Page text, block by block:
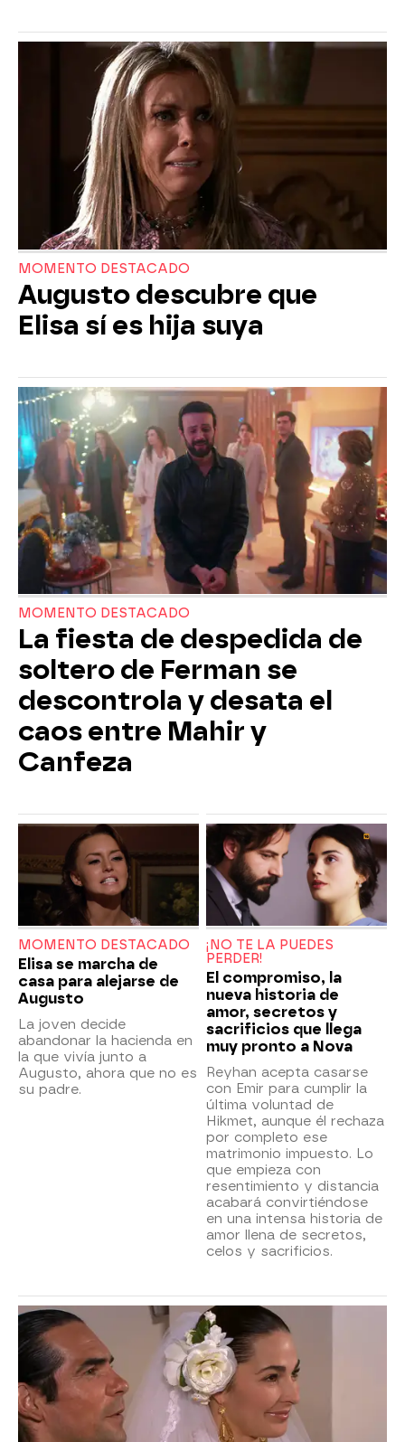
MOMENTO DESTACADO
Augusto descubre que
Elisa sí es hija suya
MOMENTO DESTACADO
La fiesta de despedida de
soltero de Ferman se
descontrola y desata el
caos entre Mahir y
Canfeza
MOMENTO DESTACADO
Elisa se marcha de
casa para alejarse de
Augusto
La joven decide
abandonar la hacienda en
la que vivía junto a
Augusto, ahora que no es
su padre.
¡NO TE LA PUEDES
PERDER!
El compromiso, la
nueva historia de
amor, secretos y
sacrificios que llega
muy pronto a Nova
Reyhan acepta casarse
con Emir para cumplir la
última voluntad de
Hikmet, aunque él rechaza
por completo ese
matrimonio impuesto. Lo
que empieza con
resentimiento y distancia
acabará convirtiéndose
en una intensa historia de
amor llena de secretos,
celos y sacrificios.